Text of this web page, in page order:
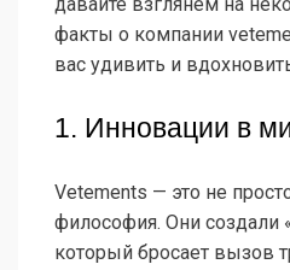
факты о компании
вас удивить и
1. Инновации в
Vetements — это не
философия. Они создали
который бросает вызов